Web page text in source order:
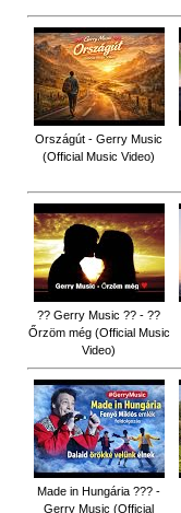
Országút - Gerry Music
(Official Music Video)
?? Gerry Music ?? - ??
Őrzöm még (Official Music
Video)
Made in Hungária ??? -
Gerry Music (Official